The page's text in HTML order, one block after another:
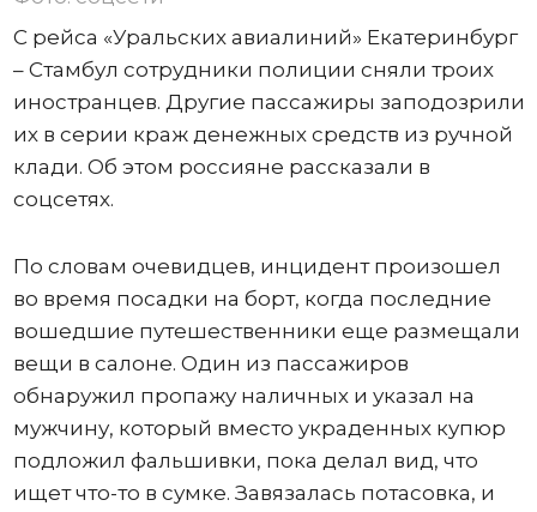
С рейса «Уральских авиалиний» Екатеринбург
– Стамбул сотрудники полиции сняли троих
иностранцев. Другие пассажиры заподозрили
их в серии краж денежных средств из ручной
клади. Об этом россияне рассказали в
соцсетях.
По словам очевидцев, инцидент произошел
во время посадки на борт, когда последние
вошедшие путешественники еще размещали
вещи в салоне. Один из пассажиров
обнаружил пропажу наличных и указал на
мужчину, который вместо украденных купюр
подложил фальшивки, пока делал вид, что
ищет что-то в сумке. Завязалась потасовка, и